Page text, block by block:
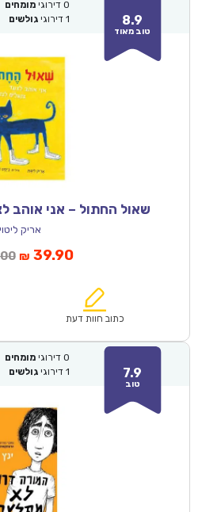
8.9
טוב מאוד
0 דירוגי מומחים
1 דירוגי גולשים
שאול החתול – אני אוהב
אריק
המחיר
₪57.00.
₪ 39.90המחיר
הוא:
כתוב חוות דעת
7.9
טוב
0 דירוגי מומחים
1 דירוגי גולשים